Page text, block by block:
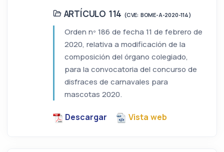
ARTÍCULO 114 (CVE: BOME-A-2020-114)
Orden nº 186 de fecha 11 de febrero de
2020, relativa a modificación de la
composición del órgano colegiado,
para la convocatoria del concurso de
disfraces de carnavales para
mascotas 2020.
Descargar Vista web